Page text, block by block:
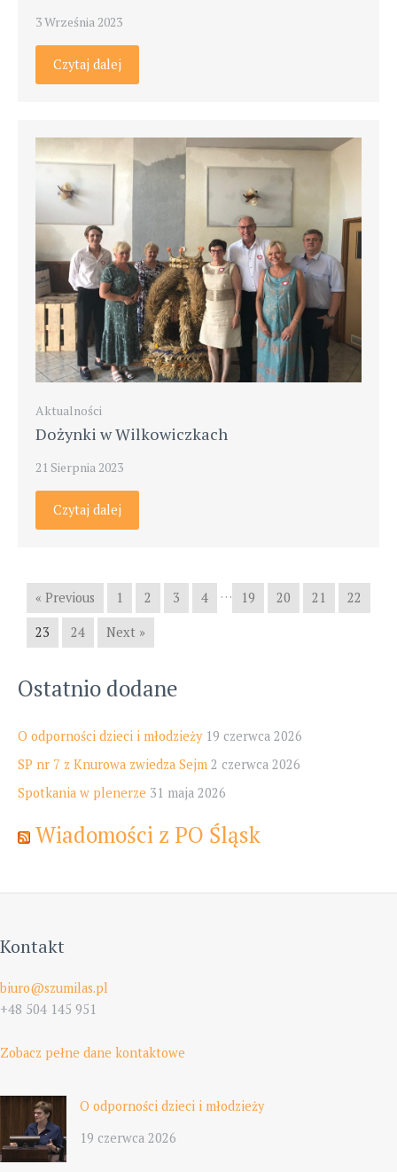
3 Września 2023
Czytaj dalej
Aktualności
Dożynki w Wilkowiczkach
21 Sierpnia 2023
Czytaj dalej
« Previous 1 2 3 4 … 19 20 21 22
23 24 Next »
Ostatnio dodane
O odporności dzieci i młodzieży 19 czerwca 2026
SP nr 7 z Knurowa zwiedza Sejm 2 czerwca 2026
Spotkania w plenerze 31 maja 2026
Wiadomości z PO Śląsk
Kontakt
biuro@szumilas.pl
+48 504 145 951
Zobacz pełne dane kontaktowe
O odporności dzieci i młodzieży
19 czerwca 2026